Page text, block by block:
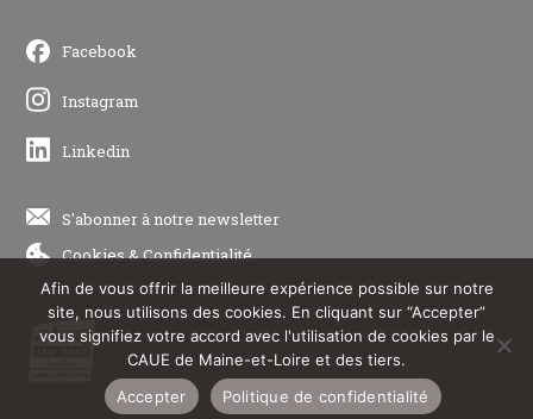
Facebook
Instagram
Linkedin
S'abonner à notre newsletter
Cookies&Confidentialité
Afin de vous offrir la meilleure expérience possible sur notre
site, nous utilisons des cookies. En cliquant sur “Accepter”
vous signifiez votre accord avec l'utilisation de cookies par le
CAUE de Maine-et-Loire et des tiers.
Accepter
Politique de confidentialité